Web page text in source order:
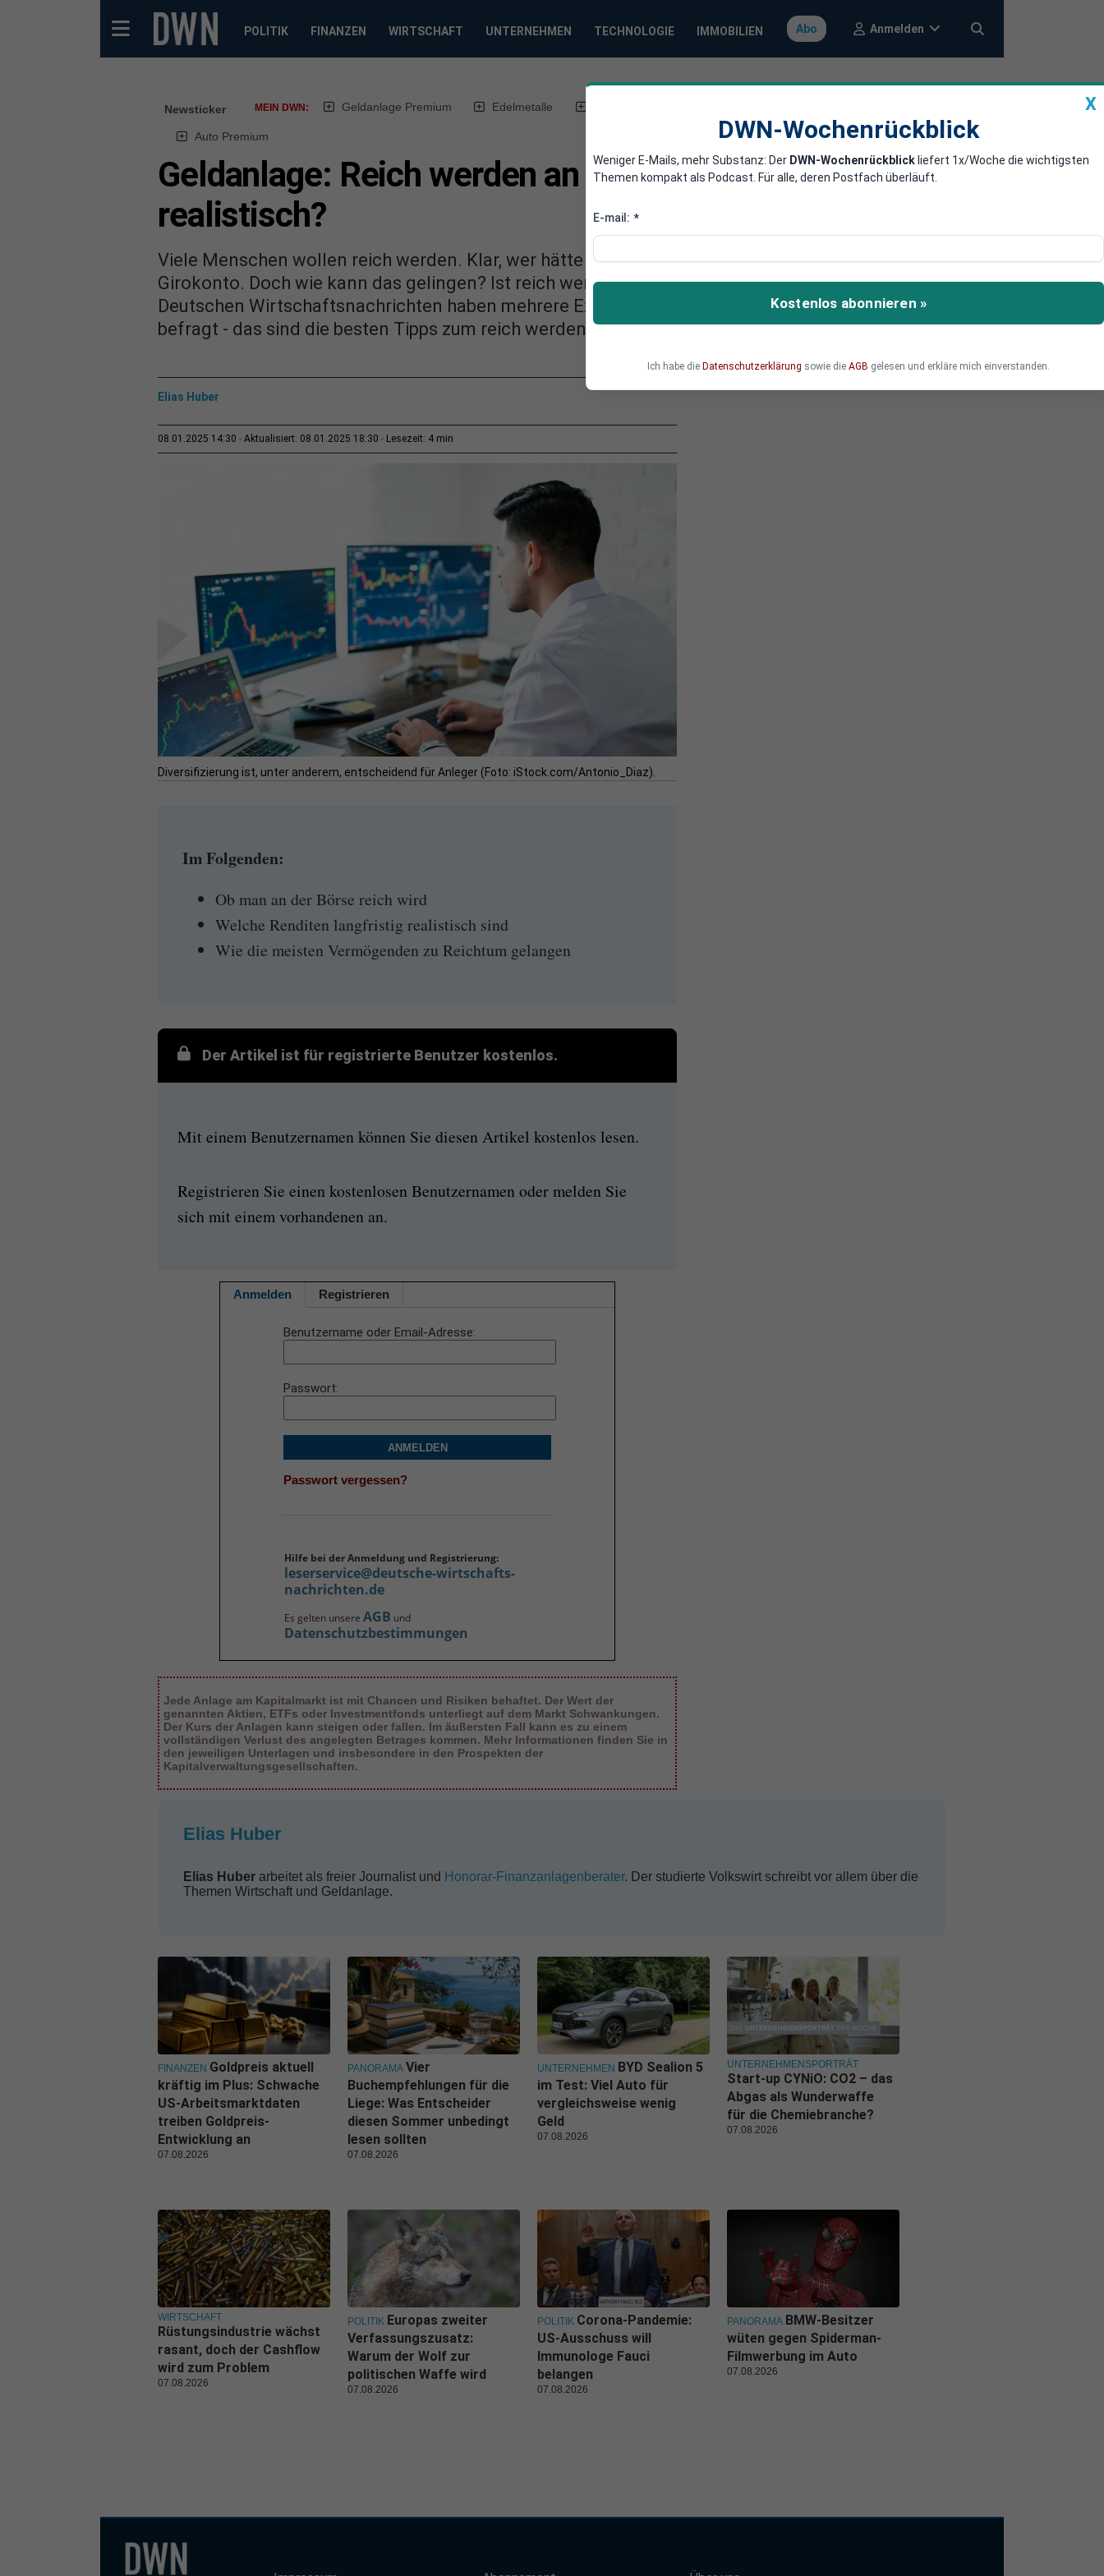
POLITIK FINANZEN WIRTSCHAFT UNTERNEHMEN TECHNOLOGIE IMMOBILIEN Abo Anmelden
Newsticker MEIN DWN: Geldanlage Premium Edelmetalle
Auto Premium
Geldanlage: Reich werden an der Börse - ist das
realistisch?
Viele Menschen wollen reich werden. Klar, wer hätte nicht gerne ein paar Milliönchen auf dem
Girokonto. Doch wie kann das gelingen? Ist reich werden an der Börse der Königsweg? Die
Deutschen Wirtschaftsnachrichten haben mehrere Experten und Reichtumsforscher dazu
befragt - das sind die besten Tipps zum reich werden.
Elias Huber
08.01.2025 14:30 Aktualisiert: 08.01.2025 18:30 Lesezeit: 4 min
Diversifizierung ist, unter anderem, entscheidend für Anleger (Foto: iStock.com/Antonio_Diaz).
Im Folgenden:
Ob man an der Börse reich wird
Welche Renditen langfristig realistisch sind
Wie die meisten Vermögenden zu Reichtum gelangen
Der Artikel ist für registrierte Benutzer kostenlos.
Mit einem Benutzernamen können Sie diesen Artikel kostenlos lesen.
Registrieren Sie einen kostenlosen Benutzernamen oder melden Sie
sich mit einem vorhandenen an.
Anmelden Registrieren
Benutzername oder Email-Adresse
Passwort
ANMELDEN
Passwort vergessen?
Hilfe bei der Anmeldung und Registrierung:
leserservice@deutsche-wirtschafts-
nachrichten.de
Es gelten unsere AGB und
Datenschutzbestimmungen
Jede Anlage am Kapitalmarkt ist mit Chancen und Risiken behaftet. Der Wert der
genannten Aktien, ETFs oder Investmentfonds unterliegt auf dem Markt Schwankungen.
Der Kurs der Anlagen kann steigen oder fallen. Im äußersten Fall kann es zu einem
vollständigen Verlust des angelegten Betrages kommen. Mehr Informationen finden Sie in
den jeweiligen Unterlagen und insbesondere in den Prospekten der
Kapitalverwaltungsgesellschaften.
X
DWN-Wochenrückblick
Weniger E-Mails, mehr Substanz: Der DWN-Wochenrückblick liefert 1x/Woche die wichtigsten
Themen kompakt als Podcast. Für alle, deren Postfach überläuft.
E-mail: *
Kostenlos abonnieren »
Ich habe die Datenschutzerklärung sowie die AGB gelesen und erkläre mich einverstanden.
Elias Huber
Elias Huber arbeitet als freier Journalist und Honorar-Finanzanlagenberater. Der studierte Volkswirt schreibt vor allem über die
Themen Wirtschaft und Geldanlage.
FINANZEN Goldpreis aktuell
kräftig im Plus: Schwache
US-Arbeitsmarktdaten
treiben Goldpreis-
Entwicklung an
07.08.2026
PANORAMA Vier
Buchempfehlungen für die
Liege: Was Entscheider
diesen Sommer unbedingt
lesen sollten
07.08.2026
UNTERNEHMEN BYD Sealion 5
im Test: Viel Auto für
vergleichsweise wenig
Geld
07.08.2026
UNTERNEHMENSPORTRÄT
Start-up CYNiO: CO2 – das
Abgas als Wunderwaffe
für die Chemiebranche?
07.08.2026
WIRTSCHAFT
Rüstungsindustrie wächst
rasant, doch der Cashflow
wird zum Problem
07.08.2026
POLITIK Europas zweiter
Verfassungszusatz:
Warum der Wolf zur
politischen Waffe wird
07.08.2026
POLITIK Corona-Pandemie:
US-Ausschuss will
Immunologe Fauci
belangen
07.08.2026
PANORAMA BMW-Besitzer
wüten gegen Spiderman-
Filmwerbung im Auto
07.08.2026